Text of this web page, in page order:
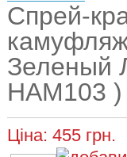
Спрей-
Зеленый
HAM103 )
Ціна: 455 грн.